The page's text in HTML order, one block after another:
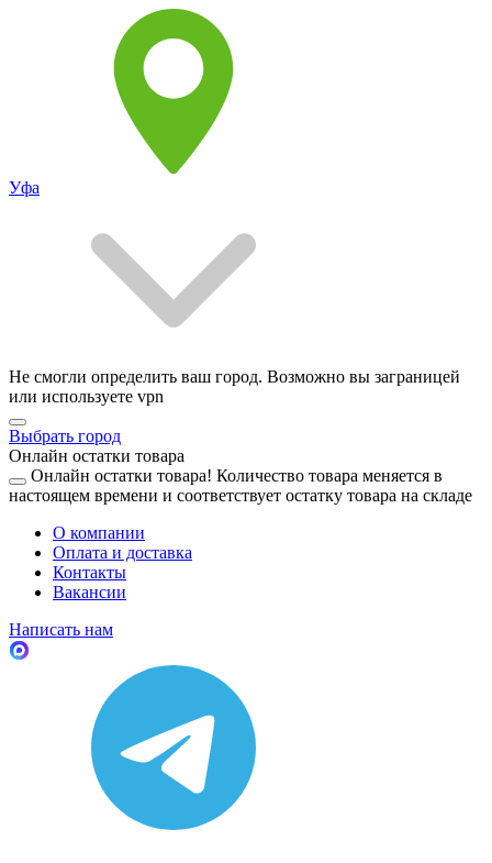
Уфа
Не смогли определить ваш город. Возможно вы заграницей
или используете vpn
Выбрать город
Онлайн остатки товара
Онлайн остатки товара! Количество товара меняется в
настоящем времени и соответствует остатку товара на складе
О компании
Оплата и доставка
Контакты
Вакансии
Написать нам